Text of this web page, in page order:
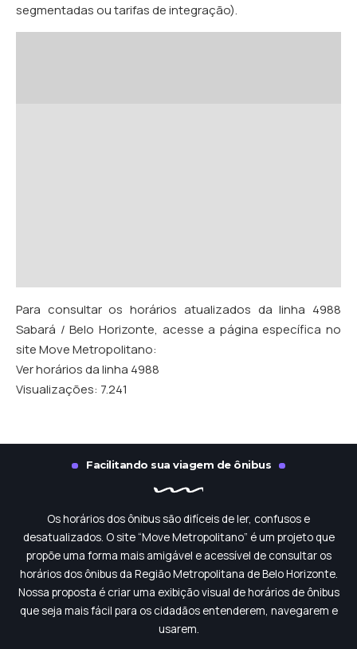
segmentadas ou tarifas de integração).
Para consultar os horários atualizados da linha 4988
Sabará / Belo Horizonte, acesse a página específica no
site Move Metropolitano:
Ver horários da linha 4988
Visualizações: 7.241
Facilitando sua viagem de ônibus
Os horários dos ônibus são difíceis de ler, confusos e
desatualizados. O site “Move Metropolitano” é um projeto que
propõe uma forma mais amigável e acessível de consultar os
horários dos ônibus da Região Metropolitana de Belo Horizonte.
Nossa proposta é criar uma exibição visual de horários de ônibus
que seja mais fácil para os cidadãos entenderem, navegarem e
usarem.